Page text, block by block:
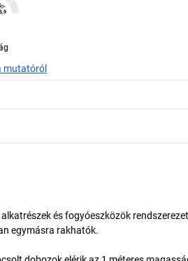
mutatóról
és fogyóeszközök
egymásra rakhatók.